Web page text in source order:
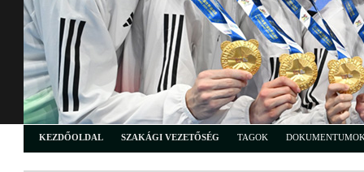
KEZDŐOLDAL SZAKÁGI VEZETŐSÉG TAGOK